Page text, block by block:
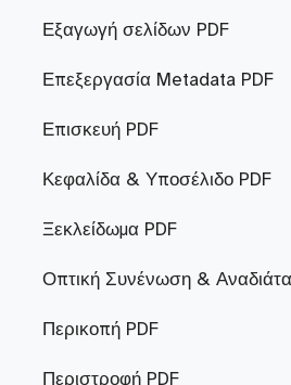
Εξαγωγή σελίδων PDF
Επεξεργασία Metadata PDF
Επισκευή PDF
Κεφαλίδα & Υποσέλιδο PDF
Ξεκλείδωμα PDF
Οπτική Συνένωση &
Περικοπή PDF
Περιστροφή PDF